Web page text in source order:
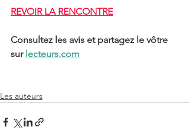
REVOIR LA RENCONTRE
Consultez les avis et partagez le vôtre
sur lecteurs.com
Les auteurs